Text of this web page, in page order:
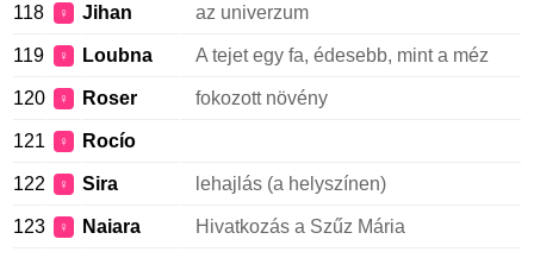
118 ♀ Jihan az univerzum
119 ♀ Loubna A tejet egy fa, édesebb, mint a méz
120 ♀ Roser fokozott növény
121 ♀ Rocío
122 ♀ Sira lehajlás (a helyszínen)
123 ♀ Naiara Hivatkozás a Szűz Mária